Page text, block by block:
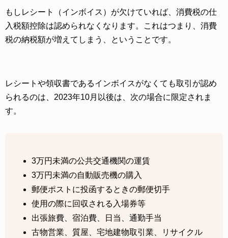
もしレシート（インボイス）が欠けていれば、消費税の仕
入税額控除は認められなくなります。これはつまり、消費
税の納税額が増えてしまう、ということです。
レシートや領収書であるインボイスがなくても取引が認め
られるのは、2023年10月以後は、次の場合に限定されま
す。
3万円未満の公共交通機関の運賃
3万円未満の自動販売機の購入
郵便ポストに投函するときの郵便切手
使用の際に回収される入場券等
出張旅費、宿泊費、日当、通勤手当
古物営業、質屋、宅地建物取引業、リサイクル